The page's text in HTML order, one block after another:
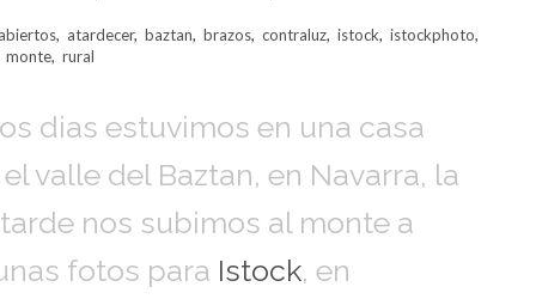
, atardecer, baztan, brazos, contraluz, istock, istockphoto,
monte, rural
dias estuvimos en una casa
valle del Baztan, en Navarra, la
nos subimos al monte a
fotos para Istock, en